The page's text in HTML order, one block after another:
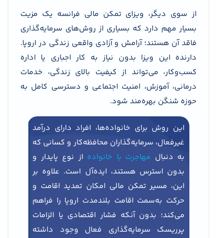
از سوی دیگر، ویزای تمکن مالی فرانسه یک مزیت
بسیار مهم دارد که بسیاری از روش‌های سرمایه‌گذاری
فاقد آن هستند؛ آرامش و آزادی واقعی زندگی در اروپا.
دارنده این ویزا بدون نیاز به کار اجباری یا اداره
کسب‌وکار، می‌تواند از کیفیت بالای زندگی، خدمات
درمانی، آموزش، امنیت اجتماعی و دسترسی کامل به
حوزه شنگن بهره‌مند شود.
این روش برای خانواده‌ها، افراد دارای درآمد
غیرفعال، سرمایه‌گذاران محافظه‌کار و کسانی که
به دنبال مهاجرت با خانواده از نوع پایدار و
بدون استرس هستند، ایده‌آل است. علاوه بر
این، مسیر تمکن مالی امکان تمدید اقامت و
حرکت به‌سمت اقامت بلندمدت اروپا را فراهم
می‌کند؛ بدون آنکه فشار اقتصادی یا الزامات
پرریسک سرمایه‌گذاری فعال وجود داشته